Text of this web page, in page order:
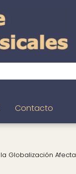
Contacto
Globalización Afecta